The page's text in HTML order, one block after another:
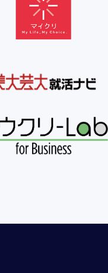
みます。
囲内で利用すること
に基づき公表し
利用いただける環境整
め
お問い合せ等への対応
ての調査・データ集
スなどのご案内を送
行うため
、ポリシー等（以下
為に対する対応のた